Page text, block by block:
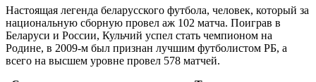
Настоящая легенда беларусского футбола, человек, который за
национальную сборную провел аж 102 матча. Поиграв в
Беларуси и России, Кульчий успел стать чемпионом на
Родине, в 2009-м был признан лучшим футболистом РБ, а
всего на высшем уровне провел 578 матчей.